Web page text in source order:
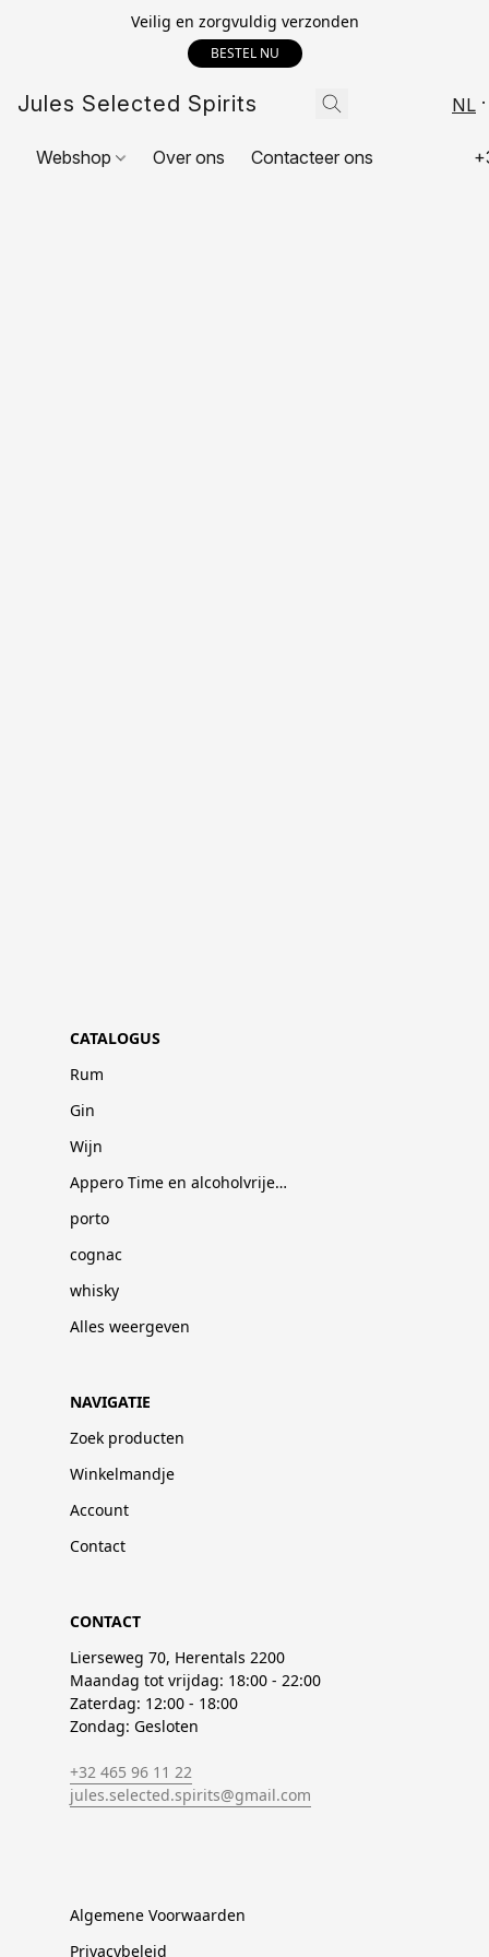
Veilig en zorgvuldig verzonden
BESTEL NU
Jules Selected Spirits NL
Webshop Over ons Contacteer ons
CATALOGUS
Rum
Gin
Wijn
Appero Time en alcoholvrije dranken
porto
cognac
whisky
Alles weergeven
NAVIGATIE
Zoek producten
Winkelmandje
Account
Contact
CONTACT
Lierseweg 70, Herentals 2200
Maandag tot vrijdag: 18:00 - 22:00
Zaterdag: 12:00 - 18:00
Zondag: Gesloten
+32 465 96 11 22
jules.selected.spirits@gmail.com
Algemene Voorwaarden
Privacybeleid